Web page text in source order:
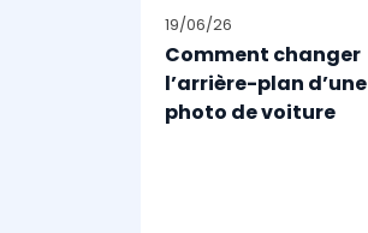
19/06/26
Comment changer
l’arrière-plan d’une
photo de voiture